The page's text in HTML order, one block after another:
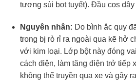
tượng sùi bọt tuyết). Đầu cos dây
Nguyên nhân: Do bình ắc quy
trong bị rò rỉ ra ngoài qua kẽ hở
với kim loại. Lớp bột này đóng
cách điện, làm tăng điện trở tiếp
không thể truyền qua xe và gây